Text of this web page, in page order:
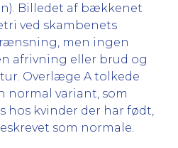
Billedet af bækkenet
ved skambenets
men ingen
afrivning eller brud og
Overlæge A tolkede
normal variant, som
hos kvinder der har født,
som normale.